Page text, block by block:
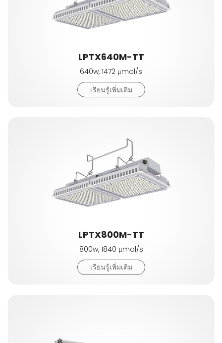
LPTX640M-TT
640w, 1472 μmol/s
เรียนรู้เพิ่มเติม
LPTX800M-TT
800w, 1840 μmol/s
เรียนรู้เพิ่มเติม